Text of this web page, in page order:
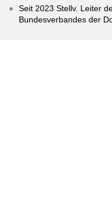
Seit 2023 Stellv. Leiter
Bundes­ver­bandes der